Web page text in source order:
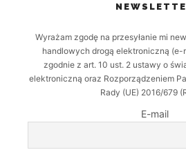
Wyrażam zgodę na przesyłanie mi
handlowych drogą elektroniczną (e-
zgodnie z art. 10 ust. 2 ustawy o
elektroniczną oraz Rozporządzeniem
Rady (UE) 2016/679
E-mail